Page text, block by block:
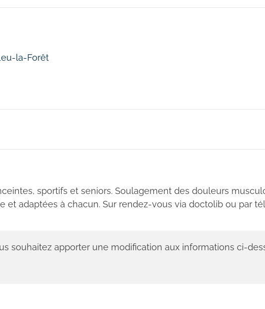
la-Forêt
sportifs et seniors. Soulagement des douleurs
et adaptées à chacun. Sur rendez-vous via doctolib ou par
souhaitez apporter une modification aux informations ci-